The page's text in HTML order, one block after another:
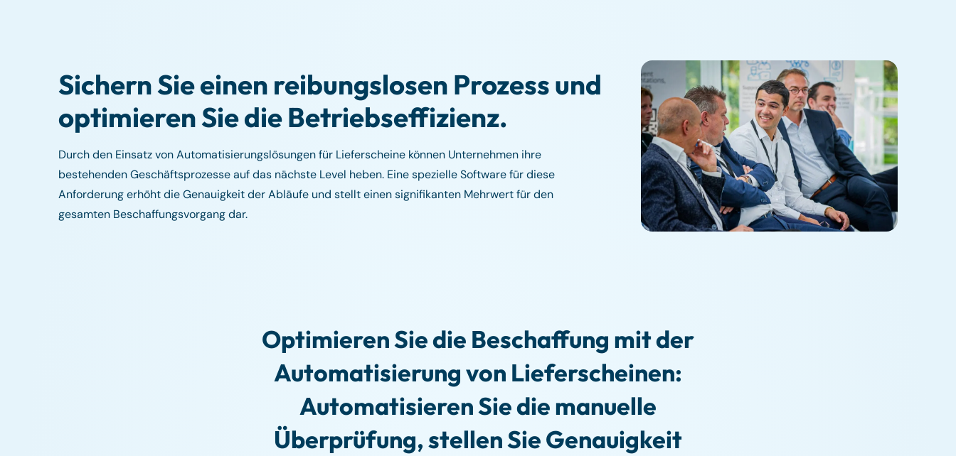
Sichern Sie einen reibungslosen Prozess und
optimieren Sie die Betriebseffizienz.
Durch den Einsatz von Automatisierungslösungen für Lieferscheine können Unternehmen ihre
bestehenden Geschäftsprozesse auf das nächste Level heben. Eine spezielle Software für diese
Anforderung erhöht die Genauigkeit der Abläufe und stellt einen signifikanten Mehrwert für den
gesamten Beschaffungsvorgang dar.
Optimieren Sie die Beschaffung mit der
Automatisierung von Lieferscheinen:
Automatisieren Sie die manuelle
Überprüfung, stellen Sie Genauigkeit